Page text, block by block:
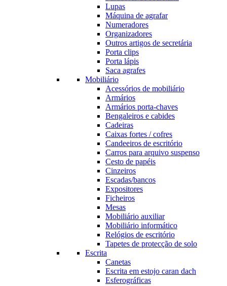
Lupas
Máquina de agrafar
Numeradores
Organizadores
Outros artigos de secretária
Porta clips
Porta lápis
Saca agrafes
Mobiliário
Acessórios de mobiliário
Armários
Armários porta-chaves
Bengaleiros e cabides
Cadeiras
Caixas fortes / cofres
Candeeiros de escritório
Carros para arquivo suspenso
Cesto de papéis
Cinzeiros
Escadas/bancos
Expositores
Ficheiros
Mesas
Mobiliário auxiliar
Mobiliário informático
Relógios de escritório
Tapetes de protecção de solo
Escrita
Canetas
Escrita em estojo caran dach
Esferográficas